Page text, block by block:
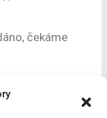
čekáme